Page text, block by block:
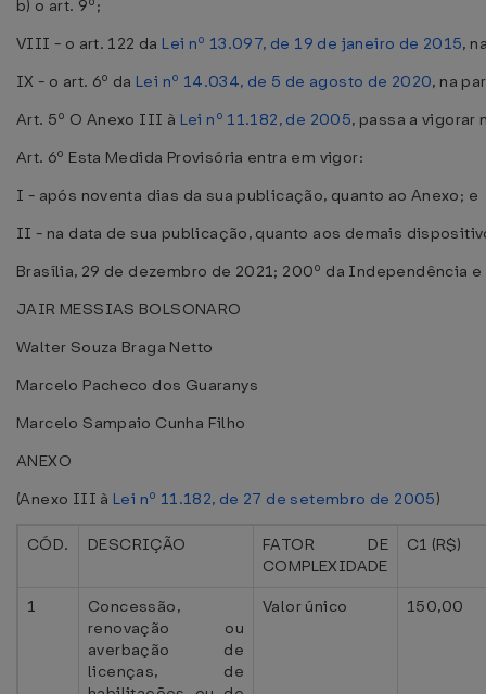
b) o art. 9º;
VIII - o art. 122 da Lei nº 13.097, de 19 de janeiro de 2015,
IX - o art. 6º da Lei nº 14.034, de 5 de agosto de 2020, na
Art. 5º O Anexo III à Lei nº 11.182, de 2005, passa a vigorar
Art. 6º Esta Medida Provisória entra em vigor:
I - após noventa dias da sua publicação, quanto ao Anexo; e
II - na data de sua publicação, quanto aos demais
Brasília, 29 de dezembro de 2021; 200º da Independência e
JAIR MESSIAS BOLSONARO
Walter Souza Braga Netto
Marcelo Pacheco dos Guaranys
Marcelo Sampaio Cunha Filho
ANEXO
(Anexo III à Lei nº 11.182, de 27 de setembro de 2005)
CÓD. DESCRIÇÃO
FATOR DE
COMPLEXIDADE
C1 (R$)
1
Concessão,
renovação ou
averbação de
licenças, de
Valor único 150,00